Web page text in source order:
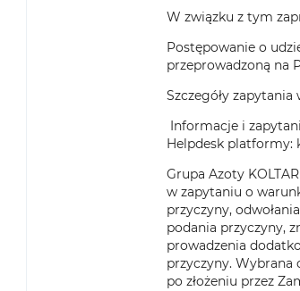
W związku z tym
Postępowanie o
przeprowadzoną na
Szczegóły zapytania
Informacje i
Helpdesk platformy:
Grupa Azoty
w zapytaniu o
przyczyny,
podania przyczyny,
prowadzenia
przyczyny.
po złożeniu przez